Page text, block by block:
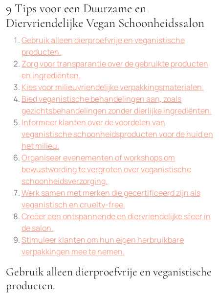
9 Tips voor een Duurzame en
Diervriendelijke Vegan Schoonheidssalon
Gebruik alleen dierproefvrije en veganistische
producten.
Zorg voor transparantie over de gebruikte producten
en ingrediënten.
Kies voor milieuvriendelijke verpakkingsmaterialen.
Bied veganistische behandelingen aan, zoals
gezichtsbehandelingen zonder dierlijke ingrediënten.
Informeer klanten over de voordelen van
veganistische schoonheidsproducten voor de huid en
het milieu.
Organiseer evenementen of workshops om
bewustwording te vergroten over veganistische
schoonheidsverzorging.
Werk samen met merken die gecertificeerd zijn als
veganistisch en cruelty-free.
Creëer een ontspannende en diervriendelijke sfeer in
de salon.
Stimuleer klanten om hun eigen herbruikbare
verpakkingen mee te nemen.
Gebruik alleen dierproefvrije en veganistische
producten.